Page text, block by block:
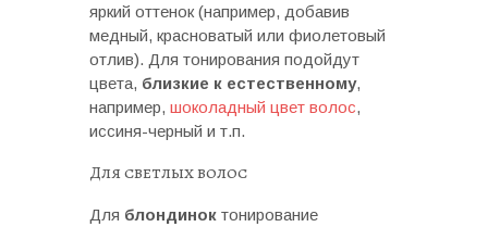
яркий оттенок (например, добавив
медный, красноватый или фиолетовый
отлив). Для тонирования подойдут
цвета, близкие к естественному,
например, шоколадный цвет волос,
иссиня-черный и т.п.
Для светлых волос
Для блондинок тонирование